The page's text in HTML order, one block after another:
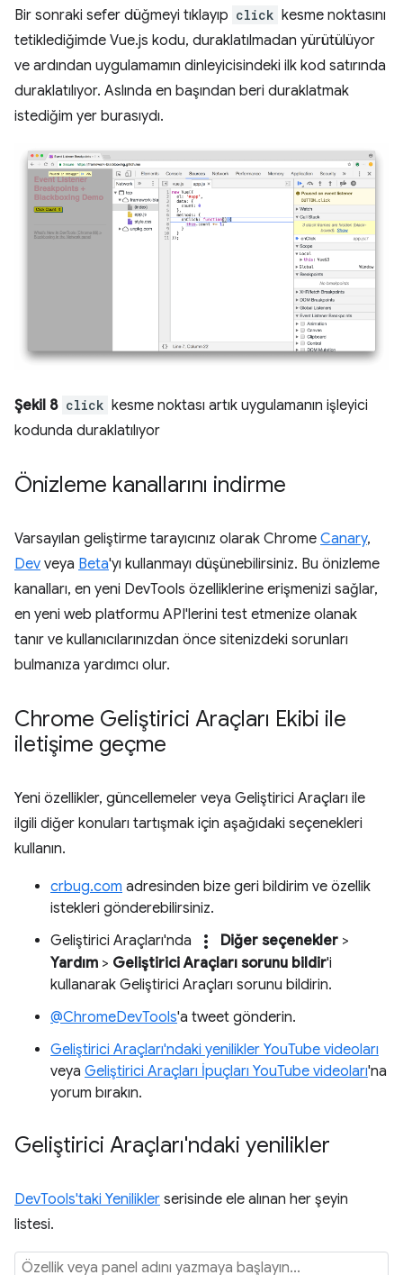
Bir sonraki sefer düğmeyi tıklayıp click kesme noktasını
tetiklediğimde Vue.js kodu, duraklatılmadan yürütülüyor
ve ardından uygulamamın dinleyicisindeki ilk kod satırında
duraklatılıyor. Aslında en başından beri duraklatmak
istediğim yer burasıydı.
Şekil 8 click kesme noktası artık uygulamanın işleyici
kodunda duraklatılıyor
Önizleme kanallarını indirme
Varsayılan geliştirme tarayıcınız olarak Chrome Canary,
Dev veya Beta'yı kullanmayı düşünebilirsiniz. Bu önizleme
kanalları, en yeni DevTools özelliklerine erişmenizi sağlar,
en yeni web platformu API'lerini test etmenize olanak
tanır ve kullanıcılarınızdan önce sitenizdeki sorunları
bulmanıza yardımcı olur.
Chrome Geliştirici Araçları Ekibi ile
iletişime geçme
Yeni özellikler, güncellemeler veya Geliştirici Araçları ile
ilgili diğer konuları tartışmak için aşağıdaki seçenekleri
kullanın.
crbug.com adresinden bize geri bildirim ve özellik
istekleri gönderebilirsiniz.
Geliştirici Araçları'nda
more_vert Diğer seçenekler >
Yardım > Geliştirici Araçları sorunu bildir'i
kullanarak Geliştirici Araçları sorunu bildirin.
@ChromeDevTools'a tweet gönderin.
Geliştirici Araçları'ndaki yenilikler YouTube videoları
veya Geliştirici Araçları İpuçları YouTube videoları'na
yorum bırakın.
Geliştirici Araçları'ndaki yenilikler
DevTools'taki Yenilikler serisinde ele alınan her şeyin
listesi.